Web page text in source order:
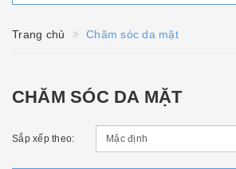
Trang chủ Chăm sóc da mặt
CHĂM SÓC DA MẶT
Sắp xếp theo: